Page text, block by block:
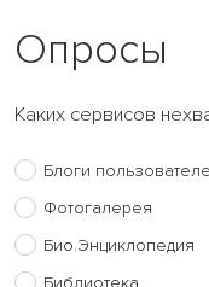
Опросы
Каких сервисов
Блоги
Фотогалерея
Био.Энциклопедия
Библиотека